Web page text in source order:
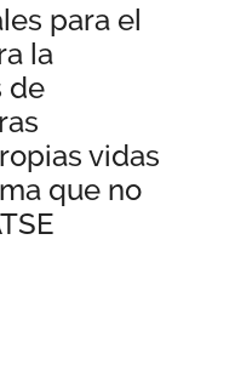
para el
la
de
vidas
que no